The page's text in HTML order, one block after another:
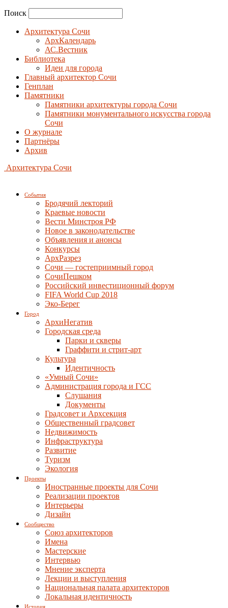
Поиск
Архитектура Сочи
АрхКалендарь
АС.Вестник
Библиотека
Идеи для города
Главный архитектор Сочи
Генплан
Памятники
Памятники архитектуры города Сочи
Памятники монументального искусства города
Сочи
О журнале
Партнёры
Архив
Архитектура Сочи
События
Бродячий лекторий
Краевые новости
Вести Минстроя РФ
Новое в законодательстве
Объявления и анонсы
Конкурсы
АрхРазрез
Сочи — гостеприимный город
СочиПешком
Российский инвестиционный форум
FIFA World Cup 2018
Эко-Берег
Город
АрхиНегатив
Городская среда
Парки и скверы
Граффити и стрит-арт
Культура
Идентичность
«Умный Сочи»
Администрация города и ГСС
Слушания
Документы
Градсовет и Архсекция
Общественный градсовет
Недвижимость
Инфраструктура
Развитие
Туризм
Экология
Проекты
Иностранные проекты для Сочи
Реализации проектов
Интерьеры
Дизайн
Сообщество
Союз архитекторов
Имена
Мастерские
Интервью
Мнение эксперта
Лекции и выступления
Национальная палата архитекторов
Локальная идентичность
История